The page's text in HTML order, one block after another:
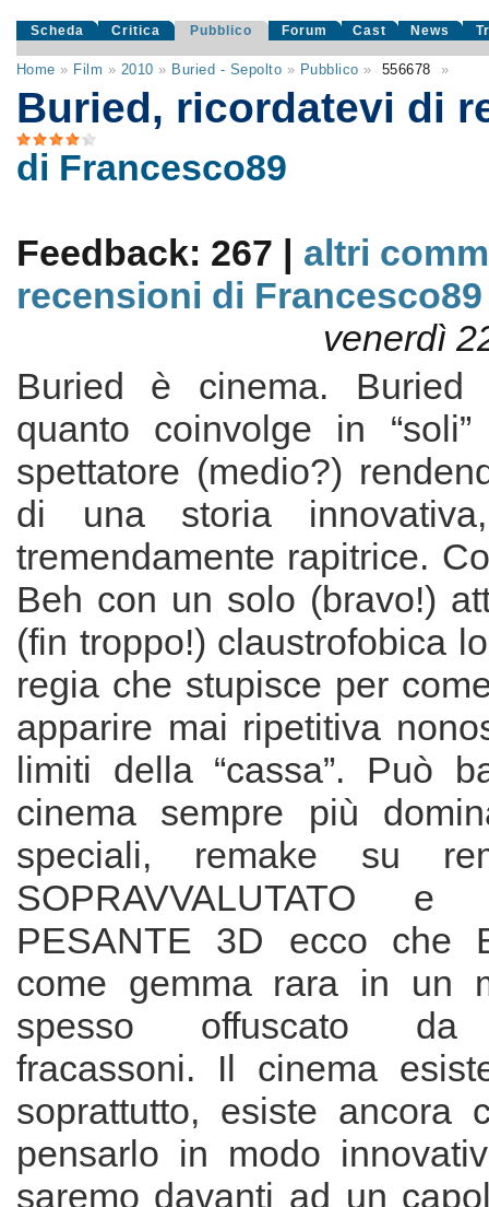
Scheda Critica Pubblico Forum Cast News
Home » Film » 2010 » Buried - Sepolto » Pubblico » 556678 »
Buried, ricordatevi di
di Francesco89
Feedback: 267 | altri
recensioni di Francesco89
venerdì
Buried è cinema.
quanto coinvolge in
spettatore (medio?)
di una storia
tremendamente rapitrice.
Beh con un solo (bravo!)
(fin troppo!) claustrofobica
regia che stupisce per
apparire mai ripetitiva
limiti della “cassa”. Può
cinema sempre più
speciali, remake su
SOPRAVVALUTATO e
PESANTE 3D ecco che
come gemma rara in un
spesso offuscato da
fracassoni. Il cinema
soprattutto, esiste ancora
pensarlo in modo
saremo davanti ad un